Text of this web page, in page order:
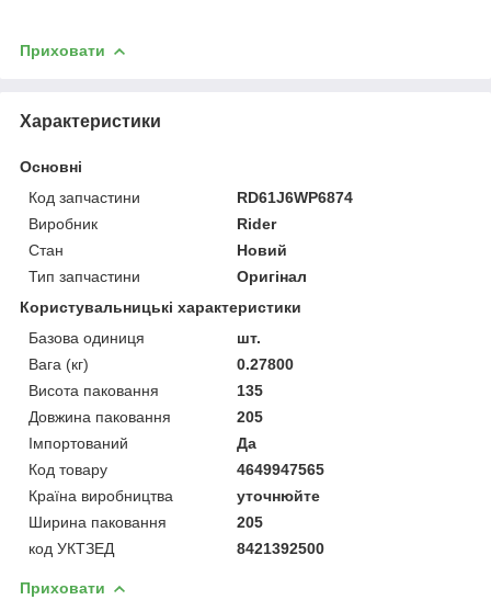
Приховати
Характеристики
Основні
Код запчастини
RD61J6WP6874
Виробник
Rider
Стан
Новий
Тип запчастини
Оригінал
Користувальницькі характеристики
Базова одиниця
шт.
Вага (кг)
0.27800
Висота паковання
135
Довжина паковання
205
Імпортований
Да
Код товару
4649947565
Країна виробництва
уточнюйте
Ширина паковання
205
код УКТЗЕД
8421392500
Приховати